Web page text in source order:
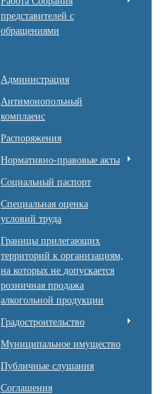
представителей с
обращениями
Администрация
Антимонопольный
комплаенс
Распоряжения
Нормативно-правовые акты
Социальный паспорт
Специальная оценка
условий труда
Границы прилегающих
территорий к организациям,
на которых не допускается
розничная продажа
алкогольной продукции
Градостроительство
Муниципальное имущество
Публичные слушания
Соглашения